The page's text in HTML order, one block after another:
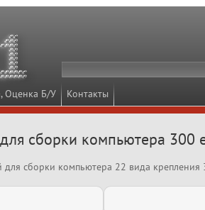
Оценка Б/У Контакты
сборки компьютера 300
для сборки компьютера 22 вида